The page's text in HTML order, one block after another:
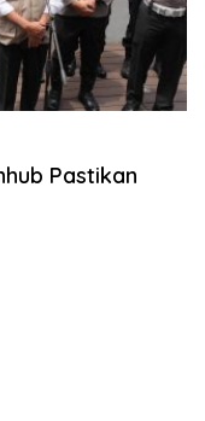
Pastikan